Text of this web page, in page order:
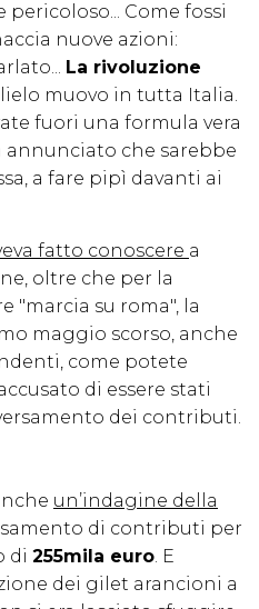
pericoloso... Come fossi
nuove azioni:
La rivoluzione
muovo in tutta Italia.
fuori una formula vera
annunciato che sarebbe
a fare pipì davanti ai
fatto conoscere a
oltre che per la
"marcia su roma", la
maggio scorso, anche
come potete
di essere stati
dei contributi.
un’indagine della
di contributi per
di 255mila euro. E
dei gilet arancioni a